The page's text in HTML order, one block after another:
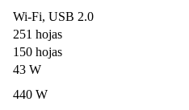
Wi-Fi, USB 2.0
251 hojas
150 hojas
43 W
440 W